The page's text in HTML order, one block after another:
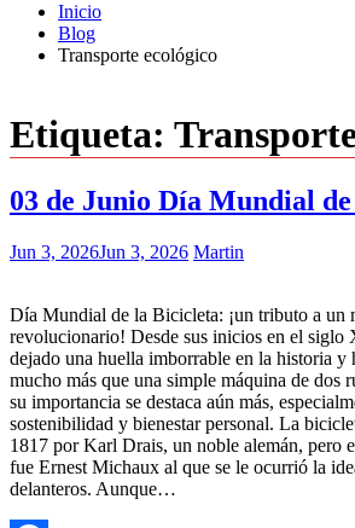
Inicio
Blog
Transporte ecológico
Etiqueta:
03 de Junio Día Mundial
Jun 3, 2026Jun 3, 2026 Martin
Día Mundial de la Bicicleta: ¡un tributo a un
revolucionario! Desde sus inicios en el siglo
dejado una huella imborrable en la historia y
mucho más que una simple máquina de dos
su importancia se destaca aún más,
sostenibilidad y bienestar personal. La
1817 por Karl Drais, un noble alemán, pero
fue Ernest Michaux al que se le ocurrió la
delanteros. Aunque…